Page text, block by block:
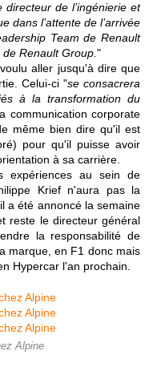
de l’ingénierie et
dans l’attente de l’arrivée
Team de Renault
Renault Group. "
aller jusqu'à dire que
Celui-ci "se consacrera
à la transformation du
communication corporate
même bien dire qu'il est
pour qu'il puisse avoir
à sa carrière.
expériences au sein de
Krief n'aura pas la
a été annoncé la semaine
reste le directeur général
la responsabilité de
marque, en F1 donc mais
Hypercar l'an prochain.
Alpine